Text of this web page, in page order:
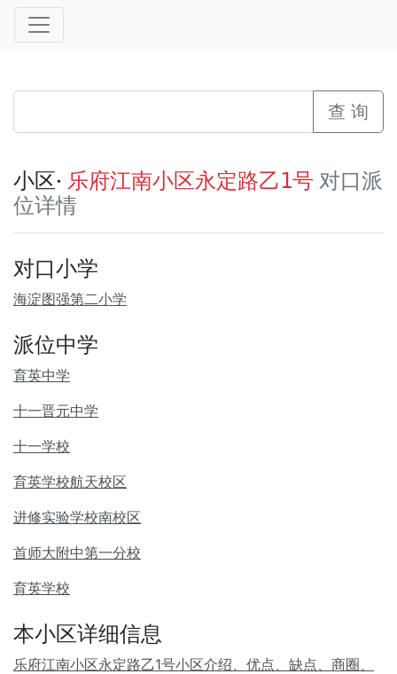
查 询
小区· 乐府江南小区永定路乙1号 对口派
位详情
对口小学
海淀图强第二小学
派位中学
育英中学
十一晋元中学
十一学校
育英学校航天校区
进修实验学校南校区
首师大附中第一分校
育英学校
本小区详细信息
乐府江南小区永定路乙1号小区介绍、优点、缺点、商圈、